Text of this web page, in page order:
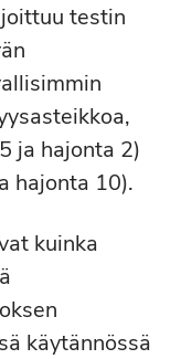
testin
ja hajonta 2)
hajonta 10).
kuinka
käytännössä